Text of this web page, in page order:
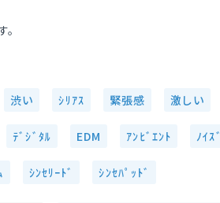
渋い ｼﾘｱｽ 緊張感 激しい
ﾃﾞｼﾞﾀﾙ EDM ｱﾝﾋﾞｴﾝﾄ ﾉｲｽﾞ
ｼﾝｾﾘｰﾄﾞ ｼﾝｾﾊﾟｯﾄﾞ